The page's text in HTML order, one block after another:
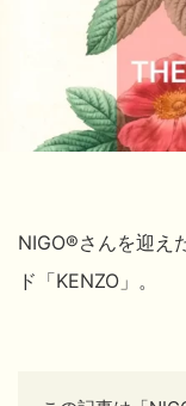
NIGO®さんを迎え
ド「KENZO」。